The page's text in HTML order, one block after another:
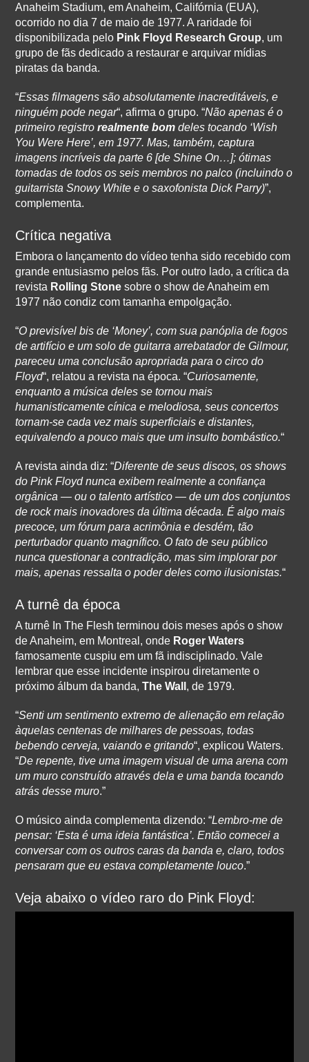
Anaheim Stadium, em Anaheim, Califórnia (EUA),
ocorrido no dia 7 de maio de 1977. A raridade foi
disponibilizada pelo Pink Floyd Research Group, um
grupo de fãs dedicado a restaurar e arquivar mídias
piratas da banda.
“Essas filmagens são absolutamente inacreditáveis, e
ninguém pode negar“, afirma o grupo. “Não apenas é o
primeiro registrorealmente bom deles tocando ‘Wish
You Were Here’, em 1977. Mas, também, captura
imagens incríveis da parte 6 [de Shine On…]; ótimas
tomadas de todos os seis membros no palco (incluindo o
guitarrista Snowy White e o saxofonista Dick Parry)”,
complementa.
Crítica negativa
Embora o lançamento do vídeo tenha sido recebido com
grande entusiasmo pelos fãs. Por outro lado, a crítica da
revista Rolling Stone sobre o show de Anaheim em
1977 não condiz com tamanha empolgação.
“O previsível bis de ‘Money’, com sua panóplia de fogos
de artifício e um solo de guitarra arrebatador de Gilmour,
pareceu uma conclusão apropriada para o circo do
Floyd“, relatou a revista na época. “Curiosamente,
enquanto a música deles se tornou mais
humanisticamente cínica e melodiosa, seus concertos
tornam-se cada vez mais superficiais e distantes,
equivalendo a pouco mais que um insulto bombástico.“
A revista ainda diz: “Diferente de seus discos, os shows
do Pink Floyd nunca exibem realmente a confiança
orgânica — ou o talento artístico — de um dos conjuntos
de rock mais inovadores da última década. É algo mais
precoce, um fórum para acrimônia e desdém, tão
perturbador quanto magnífico. O fato de seu público
nunca questionar a contradição, mas sim implorar por
mais, apenas ressalta o poder deles como ilusionistas.“
A turnê da época
A turnê In The Flesh terminou dois meses após o show
de Anaheim, em Montreal, onde Roger Waters
famosamente cuspiu em um fã indisciplinado. Vale
lembrar que esse incidente inspirou diretamente o
próximo álbum da banda,The Wall , de 1979.
“Senti um sentimento extremo de alienação em relação
àquelas centenas de milhares de pessoas, todas
bebendo cerveja, vaiando e gritando“, explicou Waters.
“De repente, tive uma imagem visual de uma arena com
um muro construído através dela e uma banda tocando
atrás desse muro.”
O músico ainda complementa dizendo: “Lembro-me de
pensar: ‘Esta é uma ideia fantástica’. Então comecei a
conversar com os outros caras da banda e, claro, todos
pensaram que eu estava completamente louco.”
Veja abaixo o vídeo raro do Pink Floyd: